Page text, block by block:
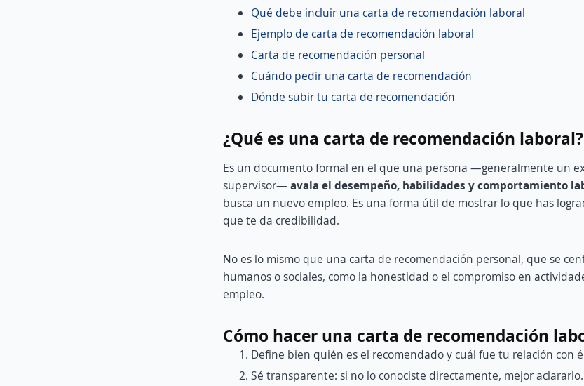
Qué debe incluir una carta de recomendación laboral
Ejemplo de carta de recomendación laboral
Carta de recomendación personal
Cuándo pedir una carta de recomendación
Dónde subir tu carta de recomendación
¿Qué es una carta de recomendación laboral?
Es un documento formal en el que una persona —generalmente un
supervisor— avala el desempeño, habilidades y comportamiento
busca un nuevo empleo. Es una forma útil de mostrar lo que has
que te da credibilidad.
No es lo mismo que una carta de recomendación personal, que se
humanos o sociales, como la honestidad o el compromiso en
empleo.
Cómo hacer una carta de recomendación
Define bien quién es el recomendado y cuál fue tu relación con
Sé transparente: si no lo conociste directamente, mejor aclararlo.